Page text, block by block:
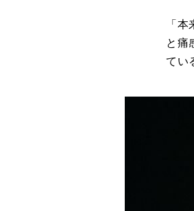
「
と痛
てい